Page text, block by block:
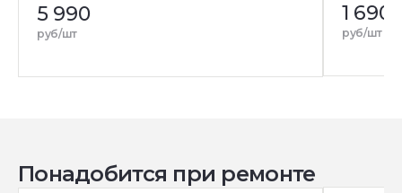
5 990
руб/шт
1 690
руб/шт
Понадобится при ремонте